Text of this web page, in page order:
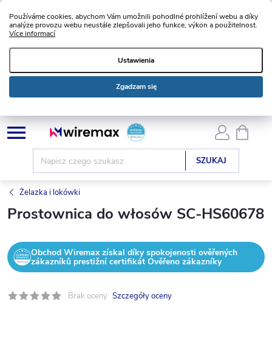
Používáme cookies, abychom Vám umožnili pohodlné prohlížení webu a díky
analýze provozu webu neustále zlepšovali jeho funkce, výkon a použitelnost.
Více informací
Ustawienia
Zgadzam się
Przejść
do
SZUKAJ
Żelazka i lokówki
Prostownica do włosów SC-HS60678
Obchod Wiremax získal díky spokojenosti ověřených
zákazníků prestižní certifikát Ověřeno zákazníky
Brak oceny Szczegóły oceny